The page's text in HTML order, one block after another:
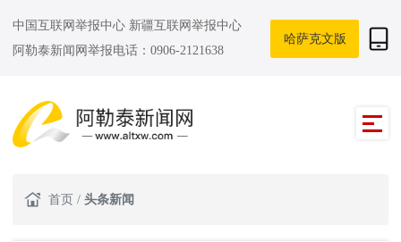
中国互联网举报中心 新疆互联网举报中心
阿勒泰新闻网举报电话：0906-2121638
哈萨克文版
首页 / 头条新闻